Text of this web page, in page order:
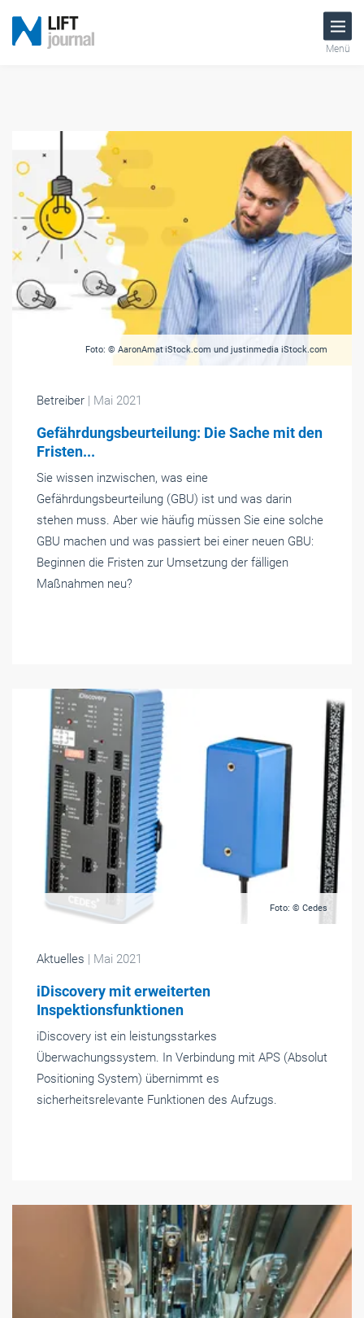
Menü
Foto: © AaronAmat iStock.com und justinmedia iStock.com
Betreiber | Mai 2021
Gefährdungsbeurteilung: Die Sache mit den
Fristen...
Sie wissen inzwischen, was eine
Gefährdungsbeurteilung (GBU) ist und was darin
stehen muss. Aber wie häufig müssen Sie eine solche
GBU machen und was passiert bei einer neuen GBU:
Beginnen die Fristen zur Umsetzung der fälligen
Maßnahmen neu?
Foto: © Cedes
Aktuelles | Mai 2021
iDiscovery mit erweiterten
Inspektionsfunktionen
iDiscovery ist ein leistungsstarkes
Überwachungssystem. In Verbindung mit APS (Absolut
Positioning System) übernimmt es
sicherheitsrelevante Funktionen des Aufzugs.